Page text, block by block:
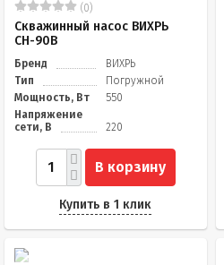
(0)
Скважинный насос ВИХРЬ
СН-90В
Бренд
ВИХРЬ
Тип
Погружной
Мощность, Вт
550
Напряжение
сети, В
220
В корзину
Купить в 1 клик